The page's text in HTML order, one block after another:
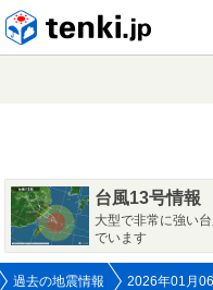
台風13号情報
大型で非常に強い
でいます
過去の地震情報 2026年01月